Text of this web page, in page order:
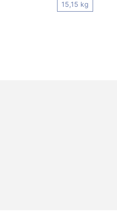
15,15 kg